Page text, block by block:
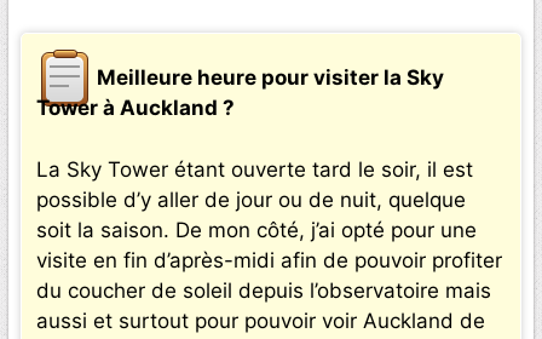
Meilleure heure pour visiter la Sky
Tower à Auckland ?
La Sky Tower étant ouverte tard le soir, il est
possible d’y aller de jour ou de nuit, quelque
soit la saison. De mon côté, j’ai opté pour une
visite en fin d’après-midi afin de pouvoir profiter
du coucher de soleil depuis l’observatoire mais
aussi et surtout pour pouvoir voir Auckland de